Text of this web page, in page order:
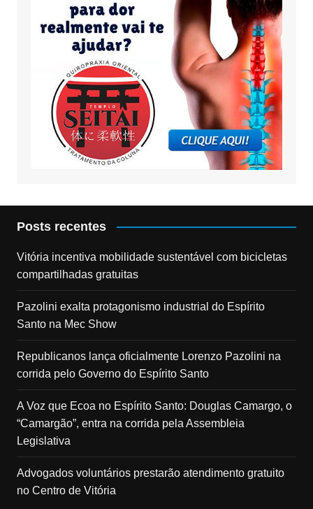
Posts recentes
Vitória incentiva mobilidade sustentável com bicicletas
compartilhadas gratuitas
Pazolini exalta protagonismo industrial do Espírito
Santo na Mec Show
Republicanos lança oficialmente Lorenzo Pazolini na
corrida pelo Governo do Espírito Santo
A Voz que Ecoa no Espírito Santo: Douglas Camargo, o
“Camargão”, entra na corrida pela Assembleia
Legislativa
Advogados voluntários prestarão atendimento gratuito
no Centro de Vitória